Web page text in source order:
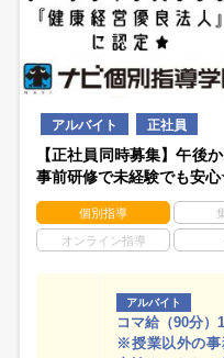
アルバイト 正社員
【正社員同時募集】午後
事前研修で未経験でも安
個別指導
オンライン指導
アルバイト
コマ給（90分）
※授業以外の事